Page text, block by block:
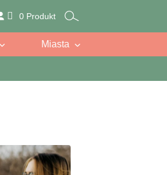
0 Produkt
Miasta